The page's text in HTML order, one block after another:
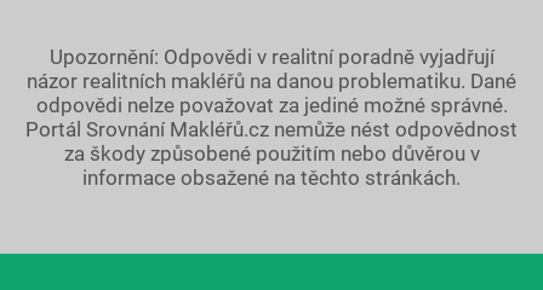
Upozornění: Odpovědi v realitní poradně vyjadřují
názor realitních makléřů na danou problematiku. Dané
odpovědi nelze považovat za jediné možné správné.
Portál Srovnání Makléřů.cz nemůže nést odpovědnost
za škody způsobené použitím nebo důvěrou v
informace obsažené na těchto stránkách.